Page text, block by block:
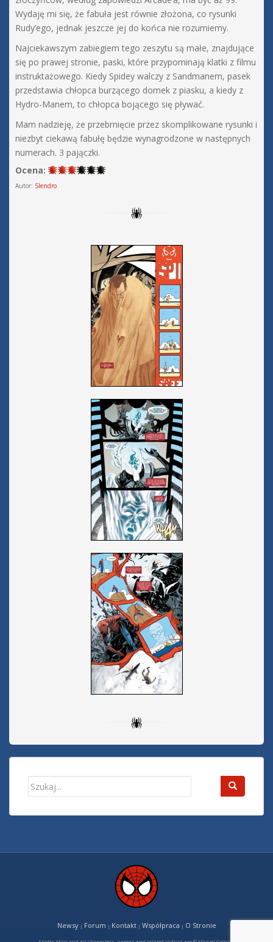
Wydaję mi się, że fabuła jest równie złożona, co rysunki
Rudy’ego, jednak jeszcze jej do końca nie rozumiemy.
Najciekawszym zabiegiem tego zeszytu są małe, znajdujące
się po prawej stronie, paski, które przypominają klatki z filmu
instruktażowego. Kiedy Spidey walczy z Sandmanem, pasek
przedstawia chłopca burzącego domek z piasku, a kiedy z
Hydro-Manem, to chłopca bojącego się pływać.
Mam nadzieję, że przebrnięcie przez skomplikowane rysunki i
niezbyt ciekawą fabułę będzie wynagrodzone w następnych
numerach. 3 pajączki.
Ocena:
Autor: Slendro
Search
Newsy| Forum | Kontakt| Współpraca | O Stronie